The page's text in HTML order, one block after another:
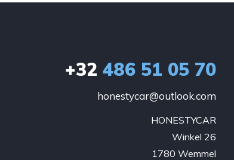
+32 486 51 05 70
honestycar@outlook.com
HONESTYCAR
Winkel 26
1780 Wemmel